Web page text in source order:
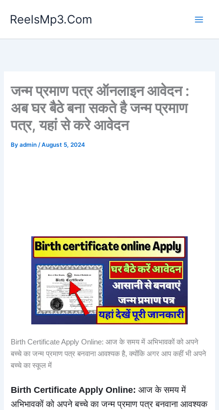
ReelsMp3.Com
जन्म प्रमाण पत्र ऑनलाइन आवेदन :
अब घर बैठे बना सकते है जन्म प्रमाण
पत्र, यहां से करे आवेदन
Byadmin/August 5, 2024
Birth Certificate Apply Online: आज के समय में अभिभावकों को अपने
बच्चे का जन्म प्रमाण पत्र बनवाना आवश्यक है, क्योंकि अगर आप कहीं भी अपने
बच्चे का स्कूल में
Birth Certificate Apply Online: आज के समय में
अभिभावकों को अपने बच्चे का जन्म प्रमाण पत्र बनवाना आवश्यक